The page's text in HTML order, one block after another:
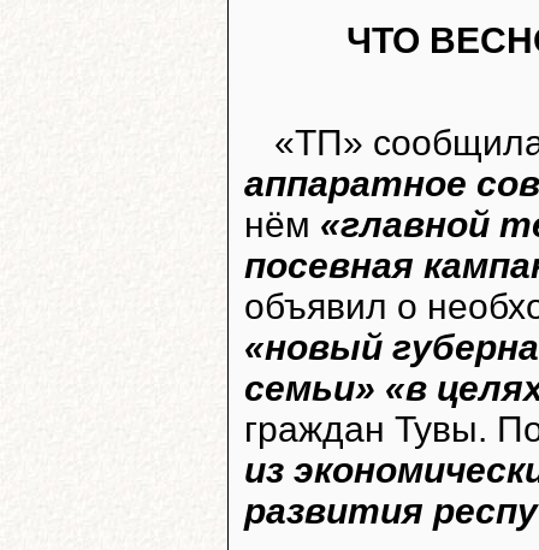
ЧТО
«ТП»
аппаратное
нём «главной
посевная
объявил о
«новый
семьи» «в
граждан Тувы.
из
развития